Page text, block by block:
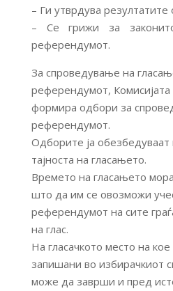
– Ги утврдува
– Се грижи за
референдумот.
За спроведување на
референдумот, Комисијата
формира одбори за
референдумот.
Одборите ја обезбедуваат
тајноста на гласањето.
Времето на гласањето
што да им се овозможи
референдумот на сите
на глас.
На гласачкото место на кое
запишани во избирачкиот
може да заврши и пред